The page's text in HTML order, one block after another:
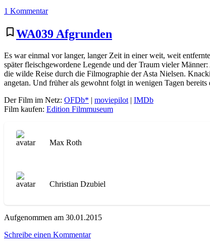
1 Kommentarzu
Balletdanserinden
bookmark_border WA039 Afgrunden
Es war einmal vor langer, langer Zeit in einer weit, weit
später fleischgewordene Legende und der Traum vieler
die wilde Reise durch die Filmographie der Asta Nielsen.
angetan. Und früher als gewohnt folgt in wenigen Tagen
Der Film im Netz: OFDb* | moviepilot | IMDb
Film kaufen: Edition Filmmuseum
Max Roth
Christian Dzubiel
Aufgenommen am 30.01.2015
Schreibe einen Kommentarzu